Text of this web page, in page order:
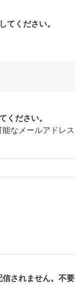
してください。
ださい。
なメールアドレス
されません。不要